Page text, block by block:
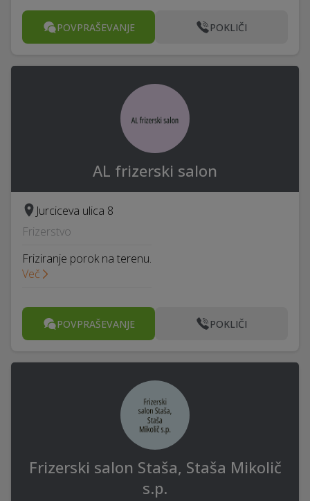
POVPRAŠEVANJE POKLIČI
AL frizerski salon
Jurciceva ulica 8
Frizerstvo
Friziranje porok na terenu.
Več
POVPRAŠEVANJE POKLIČI
Frizerski salon Staša, Staša Mikolič
s.p.